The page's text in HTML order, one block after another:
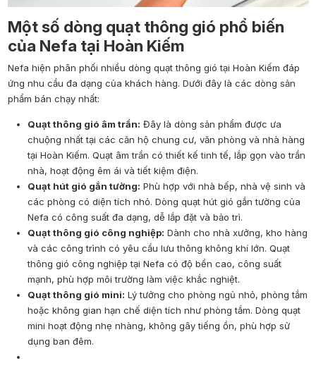
Một số dòng quạt thông gió phổ biến
của Nefa tại Hoàn Kiếm
Nefa hiện phân phối nhiều dòng quạt thông gió tại Hoàn Kiếm đáp
ứng nhu cầu đa dạng của khách hàng. Dưới đây là các dòng sản
phẩm bán chạy nhất:
Quạt thông gió âm trần: Đây là dòng sản phẩm được ưa
chuộng nhất tại các căn hộ chung cư, văn phòng và nhà hàng
tại Hoàn Kiếm. Quạt âm trần có thiết kế tinh tế, lắp gọn vào trần
nhà, hoạt động êm ái và tiết kiệm điện.
Quạt hút gió gắn tường: Phù hợp với nhà bếp, nhà vệ sinh và
các phòng có diện tích nhỏ. Dòng quạt hút gió gắn tường của
Nefa có công suất đa dạng, dễ lắp đặt và bảo trì.
Quạt thông gió công nghiệp: Dành cho nhà xưởng, kho hàng
và các công trình có yêu cầu lưu thông không khí lớn. Quạt
thông gió công nghiệp tại Nefa có độ bền cao, công suất
mạnh, phù hợp môi trường làm việc khắc nghiệt.
Quạt thông gió mini: Lý tưởng cho phòng ngủ nhỏ, phòng tắm
hoặc không gian hạn chế diện tích như phòng tắm. Dòng quạt
mini hoạt động nhẹ nhàng, không gây tiếng ồn, phù hợp sử
dụng ban đêm.